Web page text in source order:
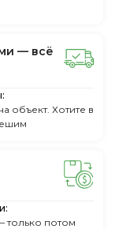
— вcё
объект. Хотите в
только потом